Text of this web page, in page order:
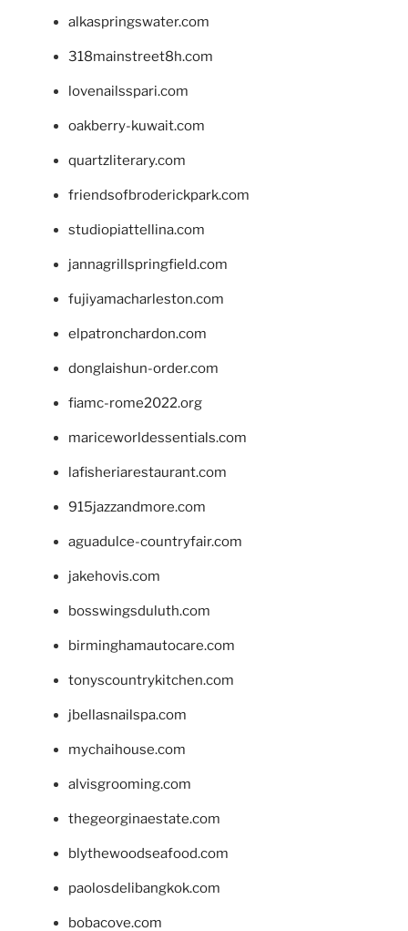
alkaspringswater.com
318mainstreet8h.com
lovenailsspari.com
oakberry-kuwait.com
quartzliterary.com
friendsofbroderickpark.com
studiopiattellina.com
jannagrillspringfield.com
fujiyamacharleston.com
elpatronchardon.com
donglaishun-order.com
fiamc-rome2022.org
mariceworldessentials.com
lafisheriarestaurant.com
915jazzandmore.com
aguadulce-countryfair.com
jakehovis.com
bosswingsduluth.com
birminghamautocare.com
tonyscountrykitchen.com
jbellasnailspa.com
mychaihouse.com
alvisgrooming.com
thegeorginaestate.com
blythewoodseafood.com
paolosdelibangkok.com
bobacove.com